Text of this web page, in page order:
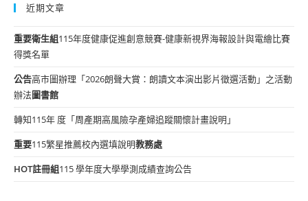
近期文章
重要衛生組115年度健康促進創意競賽-健康新視界海報設計與電繪比賽
得獎名單
公告高市圖辦理「2026朗聲大賞：朗讀文本演出影片徵選活動」之活動
辦法圖書館
轉知115年 度「周產期高風險孕產婦追蹤關懷計畫說明」
重要115繁星推薦校內選填說明教務處
HOT註冊組115 學年度大學學測成績查詢公告